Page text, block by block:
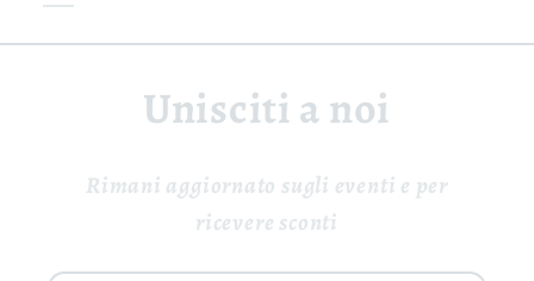
Unisciti a noi
Rimani aggiornato sugli eventi e per
ricevere sconti